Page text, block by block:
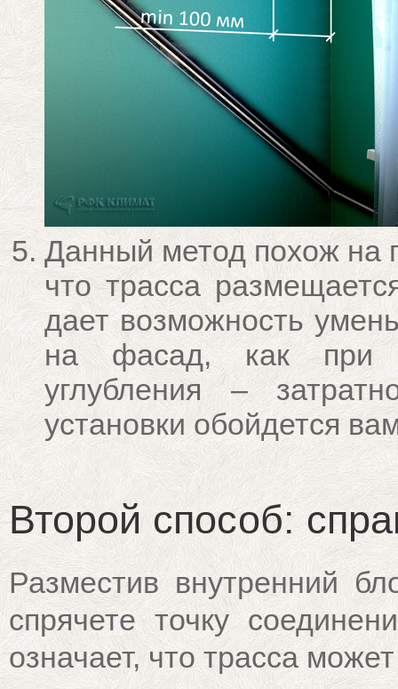
Данный метод похож
что трасса
дает возможность
на фасад, как при
углубления –
установки обойдется
Второй способ:
Разместив внутренний
спрячете точку
означает, что трасса